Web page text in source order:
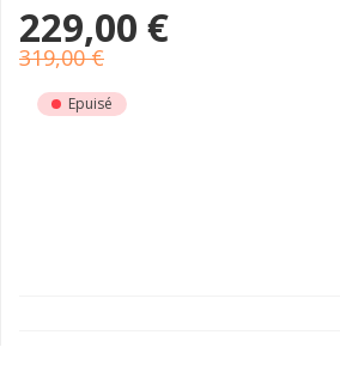
229,00 €
319,00 €
Epuisé